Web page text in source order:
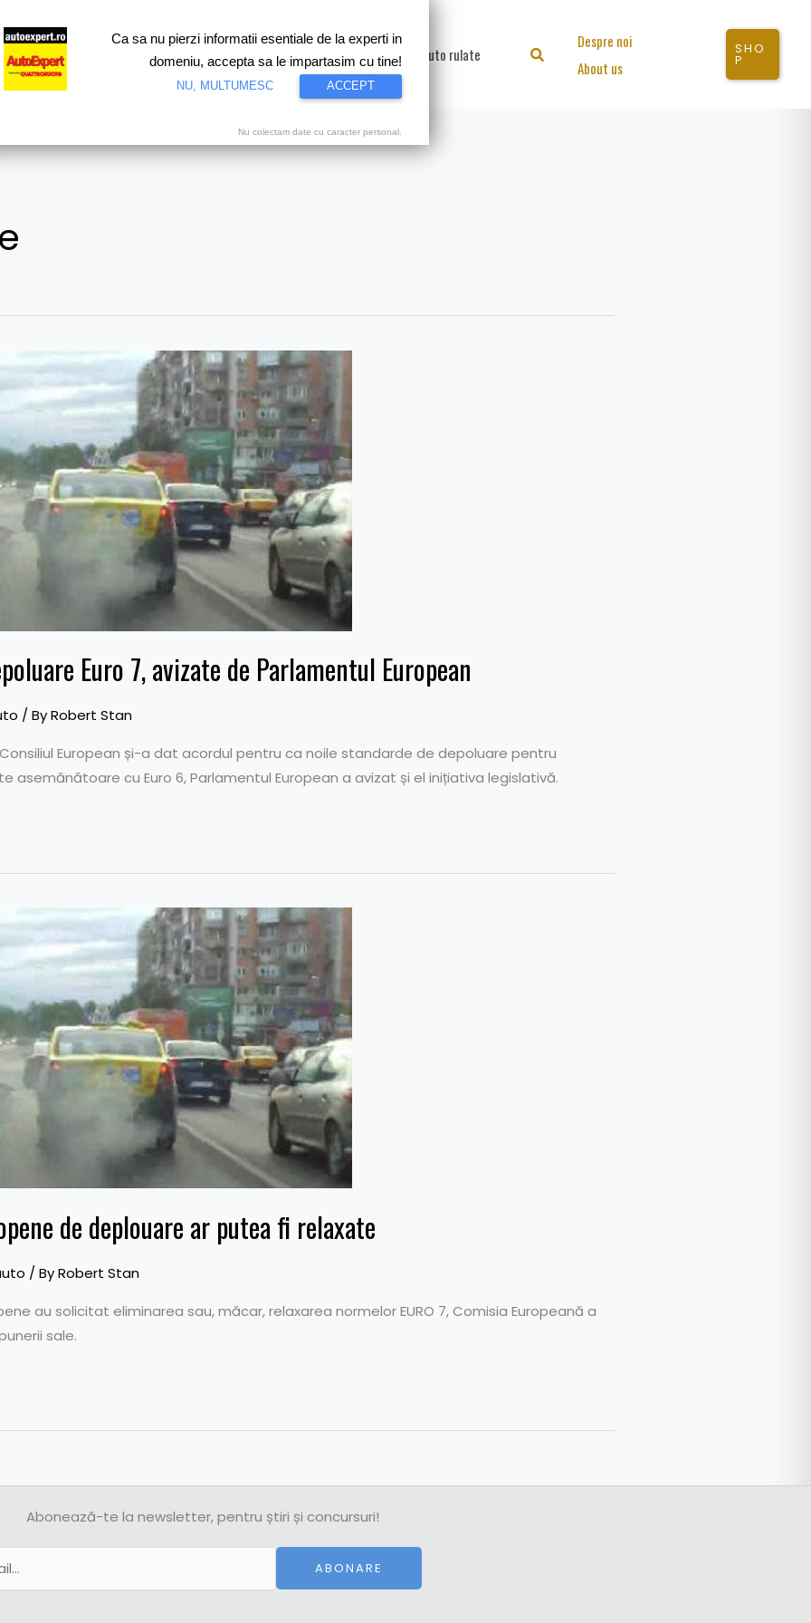
Test drive Motorsport Proiecte speciale Video Auto rulate Search
Despre noi
About us
SHO
P
Euro 7, avizate de Parlamentul European
/ ByRobert Stan
European și-a dat acordul pentru ca noile standarde de depoluare pentru
asemănătoare cu Euro 6, Parlamentul European a avizat și el inițiativa legislativă.
de deplouare ar putea fi relaxate
/ ByRobert Stan
au solicitat eliminarea sau, măcar, relaxarea normelor EURO 7, Comisia Europeană a
sale.
Abonează-te la newsletter, pentru știri și concursuri!
ABONARE
Ca sa nu pierzi informatii esentiale de la experti in
domeniu, accepta sa le impartasim cu tine!
NU, MULTUMESC ACCEPT
Nu colectam date cu caracter personal.